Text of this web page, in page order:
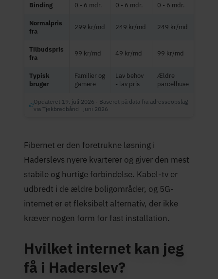
Binding 0 - 6 mdr. 0 - 6 mdr. 0 - 6 mdr.
Normalpris
fra
299 kr/md 249 kr/md 249 kr/md
Tilbudspris
fra
99 kr/md 49 kr/md 99 kr/md
Typisk
bruger
Familier og
gamere
Lav behov
- lav pris
Ældre
parcelhuse
Opdateret 19. juli 2026 · Baseret på data fra adresseopslag
via Tjekbredbånd i juni 2026
Fibernet er den foretrukne løsning i
Haderslevs nyere kvarterer og giver den mest
stabile og hurtige forbindelse. Kabel-tv er
udbredt i de ældre boligområder, og 5G-
internet er et fleksibelt alternativ, der ikke
kræver nogen form for fast installation.
Hvilket internet kan jeg
få i Haderslev?